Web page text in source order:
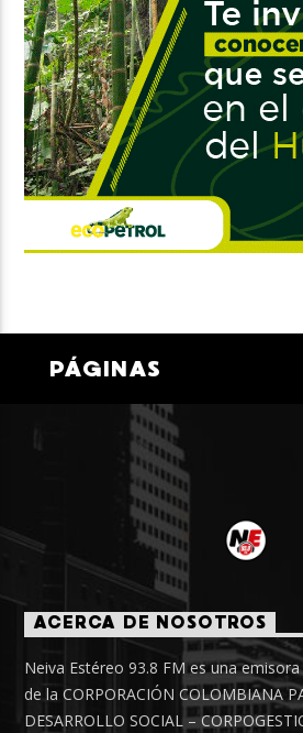
PÁGINAS
ACERCA DE NOSOTROS
Neiva Estéreo 93.8 FM es una
de la CORPORACIÓN COLOMBIANA
DESARROLLO SOCIAL –